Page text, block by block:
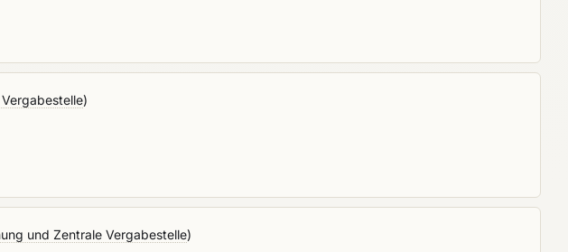
)
und Zentrale Vergabestelle)